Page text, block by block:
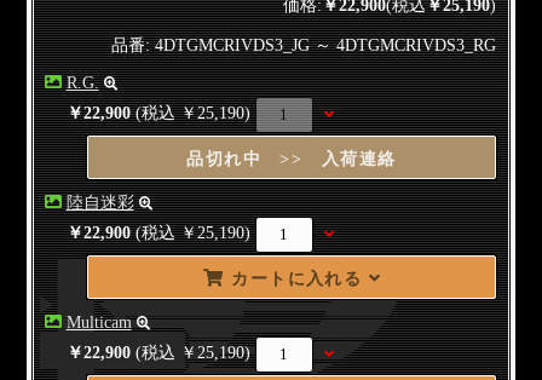
価格:￥22,900(税込￥25,190)
品番: 4DTGMCRIVDS3_JG ～ 4DTGMCRIVDS3_RG
R.G.
￥22,900(税込 ￥25,190)
品切れ中 >> 入荷連絡
陸自迷彩
￥22,900(税込 ￥25,190)
カートに入れる
Multicam
￥22,900(税込 ￥25,190)